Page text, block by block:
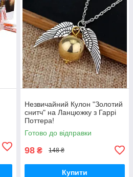
Незвичайний Кулон "Золотий
снитч" на Ланцюжку з Гаррі
Поттера!
Готово до відправки
98 ₴ 148 ₴
Купити